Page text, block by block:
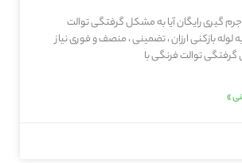
جرم گیری رایگان آیا به مشکل گرفتگی توالت
لوله بازکنی ارزان ، تضمینی ، منصف و فوری نیاز
گرفتگی توالت فرنگی با
»